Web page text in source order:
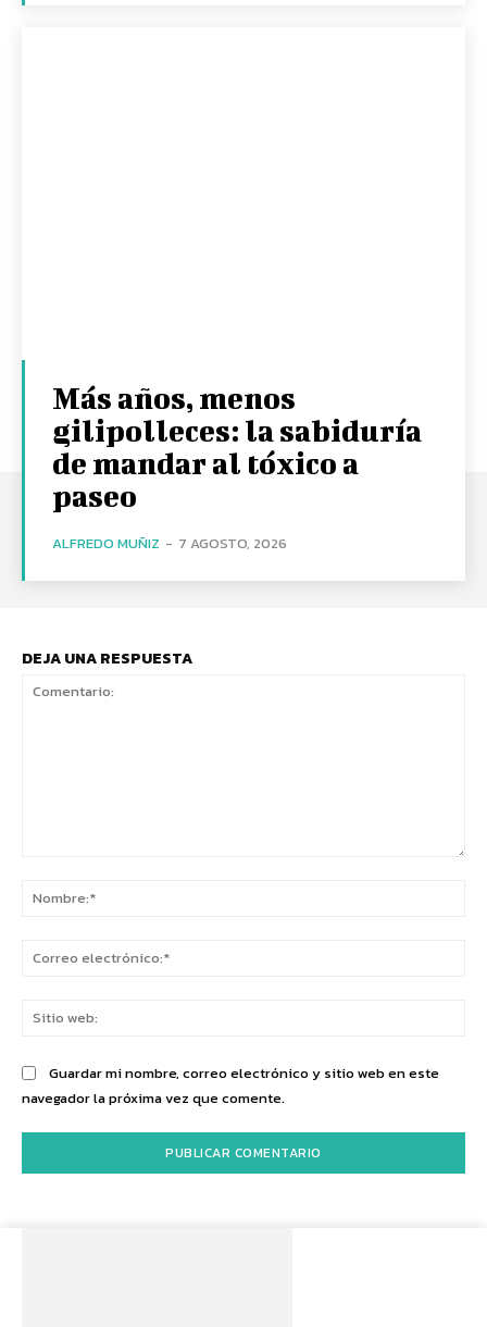
Más años, menos
gilipolleces: la sabiduría
de mandar al tóxico a
paseo
ALFREDO MUÑIZ - 7 AGOSTO, 2026
DEJA UNA RESPUESTA
Guardar mi nombre, correo electrónico y sitio web en este
navegador la próxima vez que comente.